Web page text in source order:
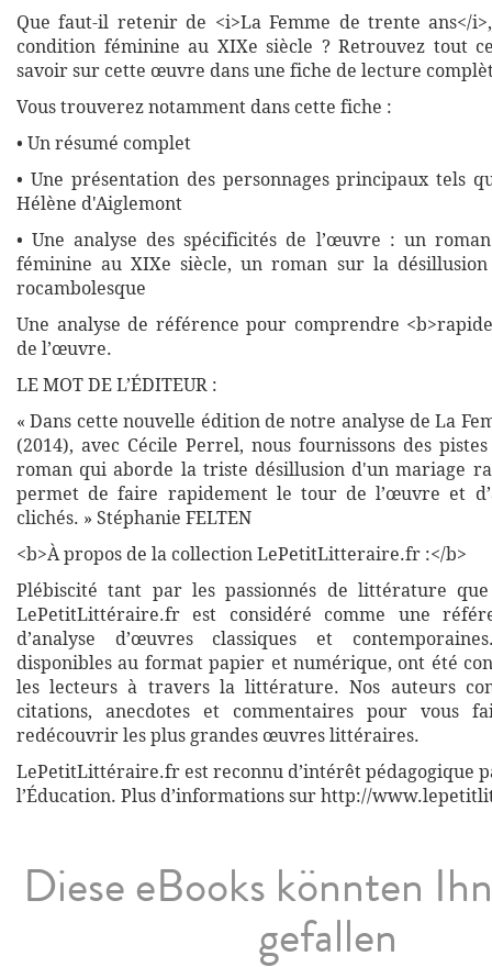
Que faut-il retenir de <i>La Femme de trente ans</
condition féminine au XIXe siècle ? Retrouvez tout
savoir sur cette œuvre dans une fiche de lecture
Vous trouverez notamment dans cette fiche :
• Un résumé complet
• Une présentation des personnages principaux tels
Hélène d'Aiglemont
• Une analyse des spécificités de l’œuvre : un
féminine au XIXe siècle, un roman sur la
rocambolesque
Une analyse de référence pour comprendre
de l’œuvre.
LE MOT DE L’ÉDITEUR :
« Dans cette nouvelle édition de notre analyse de La
(2014), avec Cécile Perrel, nous fournissons des
roman qui aborde la triste désillusion d'un mariage
permet de faire rapidement le tour de l’œuvre et
clichés. » Stéphanie FELTEN
<b>À propos de la collection LePetitLitteraire.fr :</b>
Plébiscité tant par les passionnés de littérature
LePetitLittéraire.fr est considéré comme une
d’analyse d’œuvres classiques et
disponibles au format papier et numérique, ont été
les lecteurs à travers la littérature. Nos auteurs
citations, anecdotes et commentaires pour vous
redécouvrir les plus grandes œuvres littéraires.
LePetitLittéraire.fr est reconnu d’intérêt pédagogique
l’Éducation. Plus d’informations sur http://
Diese eBooks könnten
gefallen